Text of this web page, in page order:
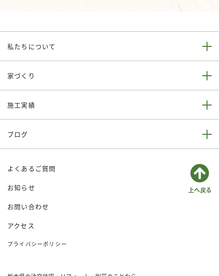
私たちについて
家づくり
施工実績
ブログ
よくあるご質問
お知らせ
お問い合わせ
アクセス
プライバシーポリシー